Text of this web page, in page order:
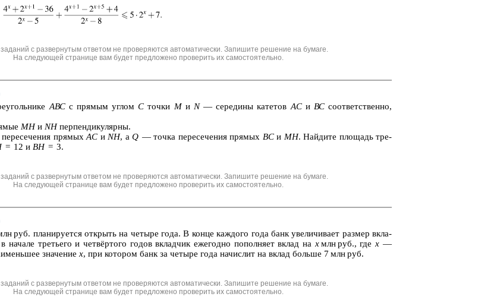
с развернутым ответом не проверяются автоматически. Запишите решение на бумаге.
На следующей странице вам будет предложено проверить их самостоятельно.
АВСс пря­мым угломС точки Ми N— се­ре­ди­ны ка­те­тов АСи ВСсо­от­вет­ствен­но,
МНи NHпер­пен­ди­ку­ляр­ны.
пря­мыхАС и NH, аQ — точка пе­ре­се­че­ния пря­мых BCи МН. Най­ди­те пло­щадь тре­
= 12 и ВН= 3.
с развернутым ответом не проверяются автоматически. Запишите решение на бумаге.
На следующей странице вам будет предложено проверить их самостоятельно.
руб. пла­ни­ру­ет­ся от­крыть на че­ты­ре года. В конце каж­до­го года банк уве­ли­чи­ва­ет раз­мер вкла­
тре­тье­го и четвёртого годов вклад­чик еже­год­но по­пол­ня­ет вклад на xмлн руб., гдеx —
зна­че­ние x, при ко­то­ром банк за че­ты­ре года на­чис­лит на вклад боль­ше 7 млн руб.
с развернутым ответом не проверяются автоматически. Запишите решение на бумаге.
На следующей странице вам будет предложено проверить их самостоятельно.